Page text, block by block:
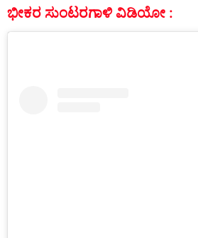
ಭೀಕರ ಸುಂಟರಗಾಳಿ ವಿಡಿಯೋ :